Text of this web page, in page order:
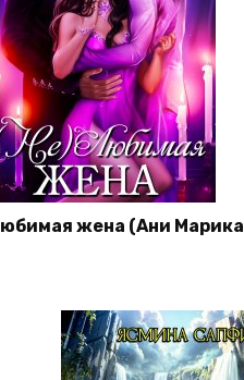
жена (Ани